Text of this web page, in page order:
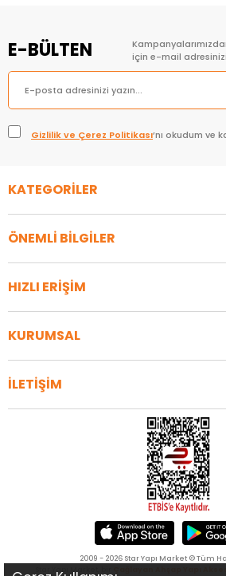
E-BÜLTEN
için e-mail
Gizlilik ve Çerez Politikası’nı okudum ve
KATEGORİLER
ÖNEMLİ BİLGİLER
HIZLI ERİŞİM
KURUMSAL
İLETİŞİM
2009 - 2026 Star Yapı Market © Tüm
Çağlayan Ahşap Yapı